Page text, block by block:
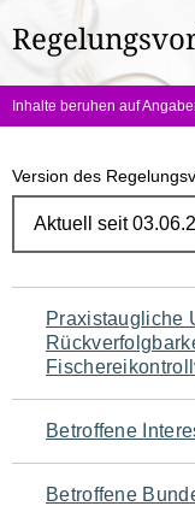
hier:
Inhalte beruhen auf
Version des
Navigation
für
den
Praxistaugliche
Betroffene
Betroffene